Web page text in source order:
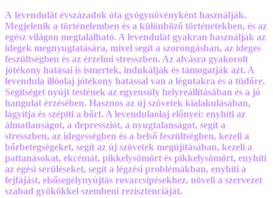
A levendulát évszázadok óta gyógynövényként használják.
Megjelenik a történelemben és a különböző történetekben, és az
egész világon megtalálható. A levendulát gyakran használják az
idegek megnyugtatására, mivel segít a szorongásban, az ideges
feszültségben és az érzelmi stresszben. Az alvásra gyakorolt
jótékony hatásai is ismertek, indukálják és támogatják azt. A
levendula illóolaj jótékony hatással van a légutakra és a tüdőre.
Segítséget nyújt testének az egyensúly helyreállításában és a jó
hangulat érzésében. Hasznos az új szövetek kialakulásában,
lágyítja és szépíti a bőrt. A levendulaolaj előnyei: enyhíti az
álmatlanságot, a depressziót, a nyugtalanságot, segít a
stresszben, az idegességben és a belső feszültségben, kezeli a
bőrbetegségeket, segít az új szövetek megújításában, kezeli a
pattanásokat, ekcémát, pikkelysömört és pikkelysömört, enyhíti
az égési sérüléseket, segít a légzési problémákban, enyhíti a
fejfájást, elsősegélynyújtás rovarcsípésekhez, növeli a szervezet
szabad gyökökkel szembeni rezisztenciáját.